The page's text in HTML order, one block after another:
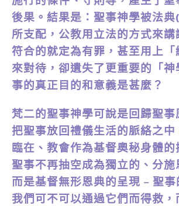
後果。結果是：聖事神學被法
所支配，公教用立法的方式來講
符合的就定為有罪，甚至用上「
來對待，卻遺失了更重要的「神
事的真正目的和意義是甚麼？
梵二的聖事神學可說是回歸聖事
把聖事放回禮儀生活的脈絡之中
臨在、教會作為基督奧秘身體
聖事不再抽空成為獨立的、分施
而是基督無形恩典的呈現 – 聖
我們可不可以通過它們而得救，